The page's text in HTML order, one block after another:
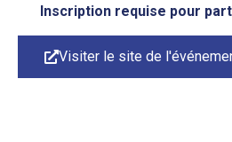
Inscription requise pour
Visiter le site de